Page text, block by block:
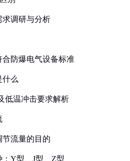
求调研与分析
防爆电气设备标准
什么
低温冲击要求解析
流量的目的
Y型、J型、Z型